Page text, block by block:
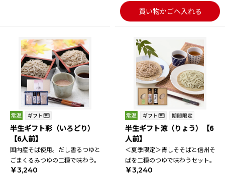
買い物かごへ入れる
半生ギフト彩（いろどり）
【6人前】
国内産そば使用。だし香るつゆと
ごまくるみつゆの二種で味わう。
￥3,240
半生ギフト涼（りょう）【6
人前】
＜夏季限定＞青しそそばと信州そ
ばを二種のつゆで味わうセット。
￥3,240